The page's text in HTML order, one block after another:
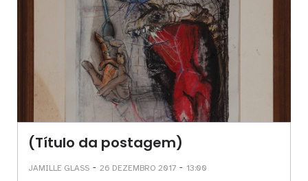
(Título da postagem)
JAMILLE GLASS - 26 DEZEMBRO 2017 - 13:00